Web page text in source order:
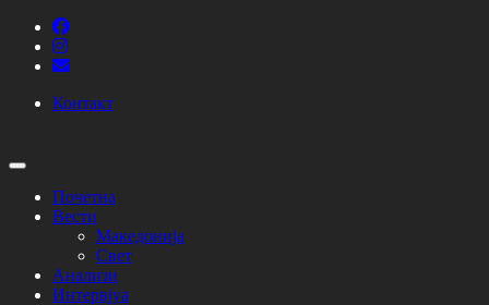
Контакт
Почетна
Вести
Македонија
Свет
Анализи
Интервјуа